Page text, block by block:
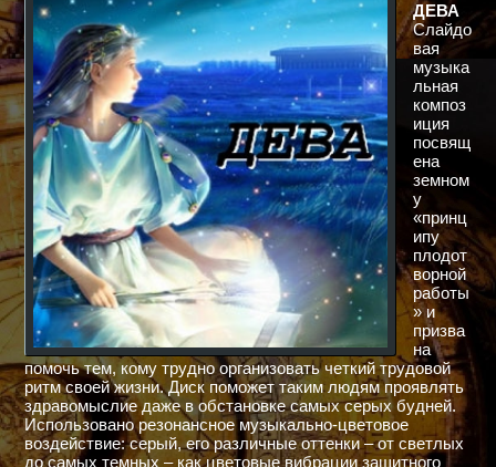
ДЕВА
Слайдо
вая
музыка
льная
композ
иция
посвящ
ена
земном
у
«принц
ипу
плодот
ворной
работы
» и
призва
на
помочь тем, кому трудно организовать четкий трудовой
ритм своей жизни. Диск поможет таким людям проявлять
здравомыслие даже в обстановке самых серых будней.
Использовано резонансное музыкально-цветовое
воздействие: серый, его различные оттенки – от светлых
до самых темных – как цветовые вибрации защитного